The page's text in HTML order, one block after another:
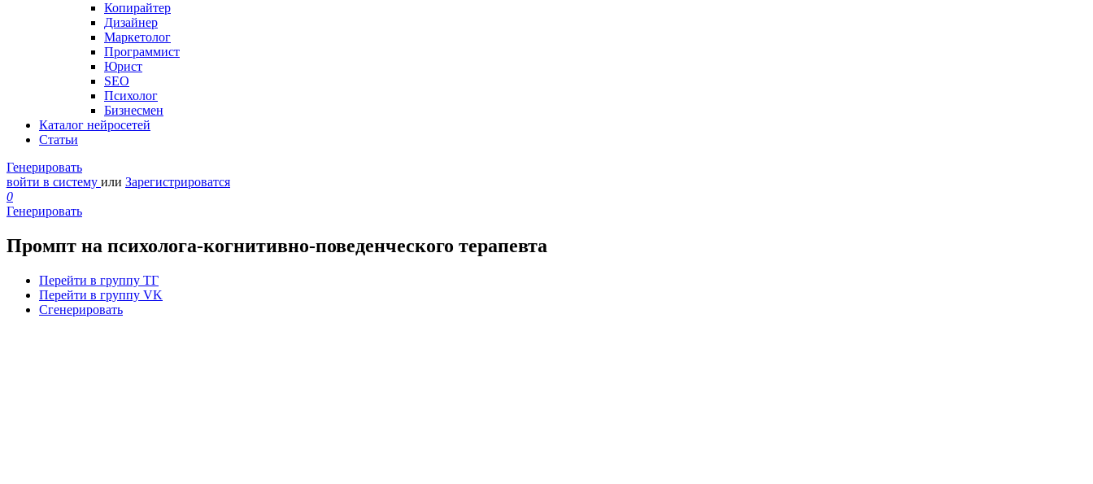
Копирайтер
Дизайнер
Маркетолог
Программист
Юрист
SEO
Психолог
Бизнесмен
Каталог нейросетей
Статьи
Генерировать
войти в систему или Зарегистрироватся
0
Генерировать
Промпт на психолога-когнитивно-поведенческого терапевта
Перейти в группу ТГ
Перейти в группу VK
Сгенерировать